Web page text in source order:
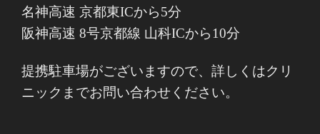
名神高速 京都東ICから5分
阪神高速 8号京都線 山科ICから10分
提携駐車場がございますので、詳しくはクリ
ニックまでお問い合わせください。